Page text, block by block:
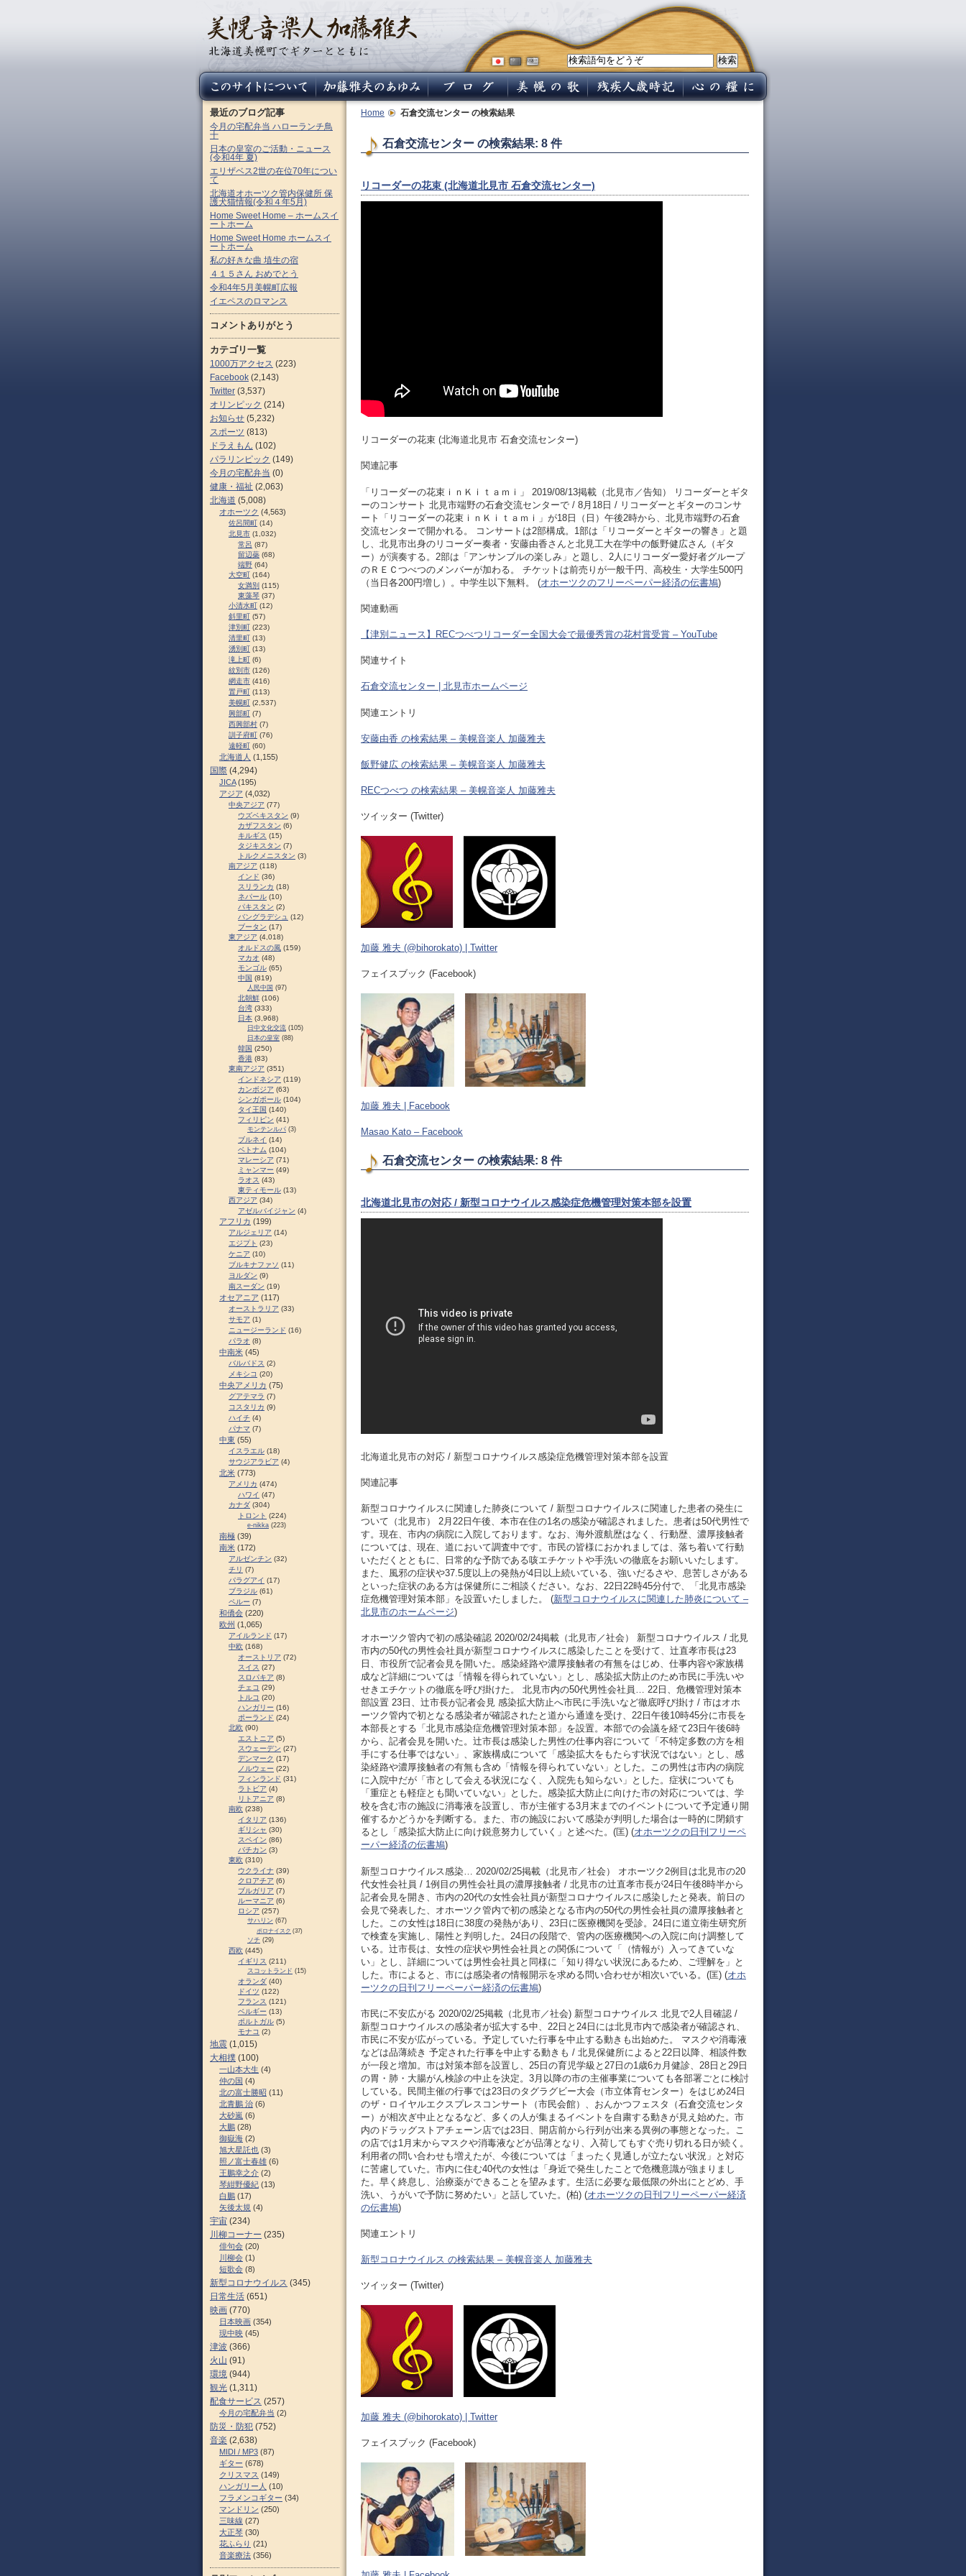
Home 石倉交流センター の検索結果
石倉交流センター の検索結果: 8 件
リコーダーの花束 (北海道北見市 石倉交流センター)
リコーダーの花束 (北海道北見市 石倉交流センター)
関連記事
「リコーダーの花束ｉｎＫｉｔａｍｉ」 2019/08/13掲載（北見市／告知） リコーダーとギタ
ーのコンサート 北見市端野の石倉交流センターで / 8月18日 / リコーダーとギターのコンサ
ート「リコーダーの花束ｉｎＫｉｔａｍｉ」が18日（日）午後2時から、北見市端野の石倉
交流センターで開かれる。 コンサートは2部構成。1部は「リコーダーとギターの響き」と題
し、北見市出身のリコーダー奏者・安藤由香さんと北見工大在学中の飯野健広さん（ギタ
ー）が演奏する。2部は「アンサンブルの楽しみ」と題し、2人にリコーダー愛好者グループ
のＲＥＣつべつのメンバーが加わる。 チケットは前売りが一般千円、高校生・大学生500円
（当日各200円増し）。中学生以下無料。 (オホーツクのフリーペーパー経済の伝書鳩)
関連動画
【津別ニュース】RECつべつリコーダー全国大会で最優秀賞の花村賞受賞 – YouTube
関連サイト
石倉交流センター | 北見市ホームページ
関連エントリ
安藤由香 の検索結果 – 美幌音楽人 加藤雅夫
飯野健広 の検索結果 – 美幌音楽人 加藤雅夫
RECつべつ の検索結果 – 美幌音楽人 加藤雅夫
ツイッター (Twitter)
加藤 雅夫 (@bihorokato) | Twitter
フェイスブック (Facebook)
加藤 雅夫 | Facebook
Masao Kato – Facebook
石倉交流センター の検索結果: 8 件
北海道北見市の対応 / 新型コロナウイルス感染症危機管理対策本部を設置
北海道北見市の対応 / 新型コロナウイルス感染症危機管理対策本部を設置
関連記事
新型コロナウイルスに関連した肺炎について / 新型コロナウイルスに関連した患者の発生に
ついて（北見市） 2月22日午後、本市在住の1名の感染が確認されました。患者は50代男性で
す。現在、市内の病院に入院しております。なお、海外渡航歴はなく、行動歴、濃厚接触者
については、現在、道において調査中です。市民の皆様におかれましては、落ち着いて行動
いただくとともに、日常的な予防である咳エチケットや手洗いの徹底をお願いいたします。
また、風邪の症状や37.5度以上の発熱が4日以上続いている、強いだるさや、息苦しさがある
といった症状のある方は保健所にご相談ください。なお、22日22時45分付で、「北見市感染
症危機管理対策本部」を設置いたしました。 (新型コロナウイルスに関連した肺炎について –
北見市のホームページ)
オホーツク管内で初の感染確認 2020/02/24掲載（北見市／社会） 新型コロナウイルス / 北見
市内の50代の男性会社員が新型コロナウイルスに感染したことを受けて、辻直孝市長は23
日、市役所で記者会見を開いた。感染経路や濃厚接触者の有無をはじめ、仕事内容や家族構
成など詳細については「情報を得られていない」とし、感染拡大防止のため市民に手洗いや
せきエチケットの徹底を呼び掛けた。 北見市内の50代男性会社員… 22日、危機管理対策本
部設置 23日、辻市長が記者会見 感染拡大防止へ市民に手洗いなど徹底呼び掛け / 市はオホ
ーツク管内で初となる感染者が確認されたと道から通達を受け、22日午後10時45分に市長を
本部長とする「北見市感染症危機管理対策本部」を設置。本部での会議を経て23日午後6時
から、記者会見を開いた。辻市長は感染した男性の仕事内容について「不特定多数の方を相
手にする仕事ではない」、家族構成について「感染拡大をもたらす状況ではない」とし、感
染経路や濃厚接触者の有無も含め「情報を得られていない」とした。この男性は市内の病院
に入院中だが「市として会える状況になく、入院先も知らない」とした。症状についても
「重症とも軽症とも聞いていない」とした。感染拡大防止に向けた市の対応については、学
校を含む市の施設に消毒液を設置し、市が主催する3月末までのイベントについて予定通り開
催するかどうかを判断する。また、市の施設において感染が判明した場合は一時的に閉鎖す
るとし「感染拡大防止に向け鋭意努力していく」と述べた。(匡) (オホーツクの日刊フリーペ
ーパー経済の伝書鳩)
新型コロナウイルス感染… 2020/02/25掲載（北見市／社会） オホーツク2例目は北見市の20
代女性会社員 / 1例目の男性会社員の濃厚接触者 / 北見市の辻直孝市長が24日午後8時半から
記者会見を開き、市内の20代の女性会社員が新型コロナウイルスに感染したと発表。前日の
会見で発表した、オホーツク管内で初の感染となる市内の50代の男性会社員の濃厚接触者と
した。この女性は18日に38度の発熱があり、23日に医療機関を受診。24日に道立衛生研究所
で検査を実施し、陽性と判明した。24日の段階で、管内の医療機関への入院に向け調整して
いる。辻市長は、女性の症状や男性会社員との関係について「（情報が）入ってきていな
い」とし、詳細については男性会社員と同様に「知り得ない状況にあるため、ご理解を」と
した。市によると、市には感染者の情報開示を求める問い合わせが相次いでいる。(匡) (オホ
ーツクの日刊フリーペーパー経済の伝書鳩)
市民に不安広がる 2020/02/25掲載（北見市／社会) 新型コロナウイルス 北見で2人目確認 /
新型コロナウイルスの感染者が拡大する中、22日と24日には北見市内で感染者が確認され、
市民に不安が広がっている。予定していた行事を中止する動きも出始めた。 マスクや消毒液
などは品薄続き 予定された行事を中止する動きも / 北見保健所によると22日以降、相談件数
が一段と増加。市は対策本部を設置し、25日の育児学級と27日の1歳6カ月健診、28日と29日
の胃・肺・大腸がん検診の中止を決定。3月以降の市の主催事業についても各部署ごとに検討
している。民間主催の行事では23日のタグラグビー大会（市立体育センター）をはじめ24日
のザ・ロイヤルエクスプレスコンサート（市民会館）、おんかつフェスタ（石倉交流センタ
ー）が相次ぎ中止となるなど、多くの人が集まるイベントを自粛する動きが見え始めた。市
内のドラッグストアチェーン店では23日、開店前から行列が出来る異例の事態となった。こ
の店では1月末からマスクや消毒液などが品薄となり、入荷してもすぐ売り切れる日が続く。
利用者の問い合わせも増えたが、今後については「まったく見通しが立たない状況」と対応
に苦慮していた。市内に住む40代の女性は「身近で発生したことで危機意識が強まりまし
た。早く終息し、治療薬ができることを望みます。生活に必要な最低限の外出にとどめ、手
洗い、うがいで予防に努めたい」と話していた。(柏) (オホーツクの日刊フリーペーパー経済
の伝書鳩)
関連エントリ
新型コロナウイルス の検索結果 – 美幌音楽人 加藤雅夫
ツイッター (Twitter)
加藤 雅夫 (@bihorokato) | Twitter
フェイスブック (Facebook)
最近のブログ記事
今月の宅配弁当 ハローランチ鳥
十
日本の皇室のご活動・ニュース
(令和4年 夏)
エリザベス2世の在位70年につい
て
北海道オホーツク管内保健所 保
護犬猫情報(令和４年5月)
Home Sweet Home – ホームスイ
ートホーム
Home Sweet Home ホームスイ
ートホーム
私の好きな曲 埴生の宿
４１５さん おめでとう
令和4年5月美幌町広報
イエペスのロマンス
コメントありがとう
カテゴリ一覧
1000万アクセス (223)
Facebook (2,143)
Twitter (3,537)
オリンピック (214)
お知らせ (5,232)
スポーツ (813)
ドラえもん (102)
パラリンピック (149)
今月の宅配弁当 (0)
健康・福祉 (2,063)
北海道 (5,008)
オホーツク (4,563)
佐呂間町 (14)
北見市 (1,032)
常呂 (87)
留辺蘂 (68)
端野 (64)
大空町 (164)
女満別 (115)
東藻琴 (37)
小清水町 (12)
斜里町 (57)
津別町 (223)
清里町 (13)
湧別町 (13)
滝上町 (6)
紋別市 (126)
網走市 (416)
置戸町 (113)
美幌町 (2,537)
興部町 (7)
西興部村 (7)
訓子府町 (76)
遠軽町 (60)
北海道人 (1,155)
国際 (4,294)
JICA(195)
アジア (4,032)
中央アジア (77)
ウズベキスタン (9)
カザフスタン (6)
キルギス (15)
タジキスタン (7)
トルクメニスタン (3)
南アジア (118)
インド (36)
スリランカ (18)
ネパール (10)
パキスタン (2)
バングラデシュ (12)
ブータン (17)
東アジア (4,018)
オルドスの風 (159)
マカオ (48)
モンゴル (65)
中国 (819)
人民中国 (97)
北朝鮮 (106)
台湾 (333)
日本 (3,968)
日中文化交流 (105)
日本の皇室 (88)
韓国 (250)
香港 (83)
東南アジア (351)
インドネシア (119)
カンボジア (63)
シンガポール (104)
タイ王国 (140)
フィリピン (41)
モンテンルパ (3)
ブルネイ (14)
ベトナム (104)
マレーシア (71)
ミャンマー (49)
ラオス (43)
東ティモール (13)
西アジア (34)
アゼルバイジャン (4)
アフリカ (199)
アルジェリア (14)
エジプト (23)
ケニア (10)
ブルキナファソ (11)
ヨルダン (9)
南スーダン (19)
オセアニア (117)
オーストラリア (33)
サモア (1)
ニュージーランド (16)
パラオ (8)
中南米 (45)
バルバドス (2)
メキシコ (20)
中央アメリカ (75)
グアテマラ (7)
コスタリカ (9)
ハイチ (4)
パナマ (7)
中東 (55)
イスラエル (18)
サウジアラビア (4)
北米 (773)
アメリカ (474)
ハワイ (47)
カナダ (304)
トロント (224)
e-nikka (223)
南極 (39)
南米 (172)
アルゼンチン (32)
チリ (7)
パラグアイ (17)
ブラジル (61)
ペルー (7)
和僑会 (220)
欧州 (1,065)
アイルランド (17)
中欧 (168)
オーストリア (72)
スイス (27)
スロパキア (8)
チェコ (29)
トルコ (20)
ハンガリー (16)
ポーランド (24)
北欧 (90)
エストニア (5)
スウェーデン (27)
デンマーク (17)
ノルウェー (22)
フィンランド (31)
ラトビア (4)
リトアニア (8)
南欧 (238)
イタリア (136)
ギリシャ (30)
スペイン (86)
バチカン (3)
東欧 (310)
ウクライナ (39)
クロアチア (6)
ブルガリア (7)
ルーマニア (6)
ロシア (257)
サハリン (67)
ポロナイスク (37)
ソチ (29)
西欧 (445)
イギリス (211)
スコットランド (15)
オランダ (40)
ドイツ (122)
フランス (121)
ベルギー (13)
ポルトガル (5)
モナコ (2)
地震 (1,015)
大相撲 (100)
一山本大生 (4)
仲の国 (4)
北の富士勝昭 (11)
北青鵬 治 (6)
大砂嵐 (6)
大鵬 (28)
御嶽海 (2)
旭大星託也 (3)
照ノ富士春雄 (6)
王鵬幸之介 (2)
琴紺野優紀 (13)
白鵬 (17)
矢後太規 (4)
宇宙 (234)
川柳コーナー (235)
俳句会 (20)
川柳会 (1)
短歌会 (8)
新型コロナウイルス (345)
日常生活 (651)
映画 (770)
日本映画 (354)
現中映 (45)
津波 (366)
火山 (91)
環境 (944)
観光 (1,311)
配食サービス (257)
今月の宅配弁当 (2)
防災・防犯 (752)
音楽 (2,638)
MIDI / MP3 (87)
ギター (678)
クリスマス (149)
ハンガリー人 (10)
フラメンコギター (34)
マンドリン (250)
三味線 (27)
大正琴 (30)
花ふらり (21)
音楽療法 (356)